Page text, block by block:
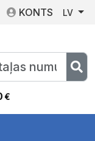
KONTS LV
€